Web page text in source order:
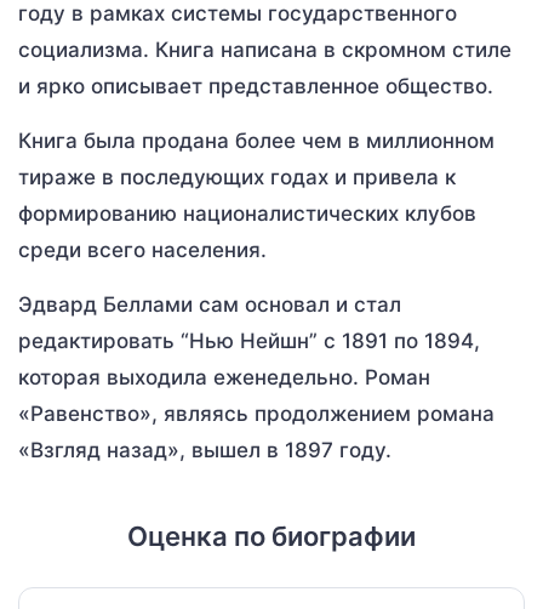
году в рамках системы государственного
социализма. Книга написана в скромном стиле
и ярко описывает представленное общество.
Книга была продана более чем в миллионном
тираже в последующих годах и привела к
формированию националистических клубов
среди всего населения.
Эдвард Беллами сам основал и стал
редактировать “Нью Нейшн” с 1891 по 1894,
которая выходила еженедельно. Роман
«Равенство», являясь продолжением романа
«Взгляд назад», вышел в 1897 году.
Оценка по биографии